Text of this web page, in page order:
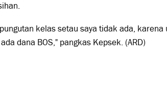
kelas setau saya tidak ada,
dana BOS," pangkas Kepsek. (ARD)